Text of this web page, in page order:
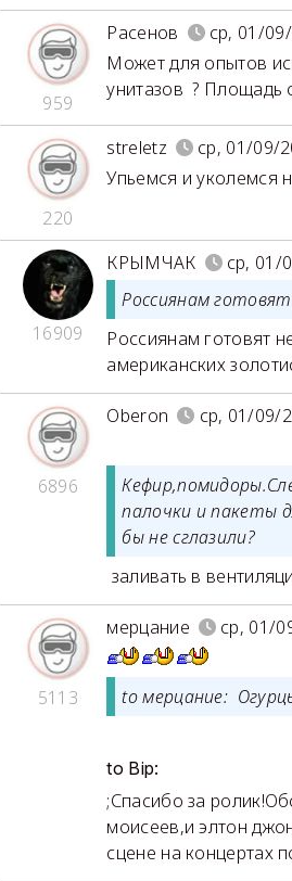
959
Расенов
ср, 01/
Может для опытов
унитазов ? Площадь
220
streletz
ср, 01/09/
Упьемся и уколемся
16909
КРЫМЧАК
ср, 01/
Россиянам
Россиянам готовят
американских
6896
Oberon ср, 01/09/
палочки и пакеты
бы не сглазили?
заливать в
5113
мерцание ср, 01/
to мерцание:
to Bip:
;Спасибо за
моисеев,и элтон
сцене на концертах